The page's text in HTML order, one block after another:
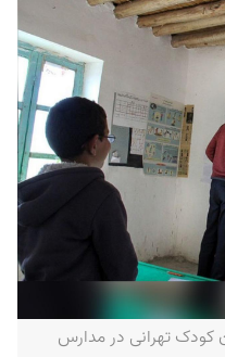
کودک تهرانی در مدارس